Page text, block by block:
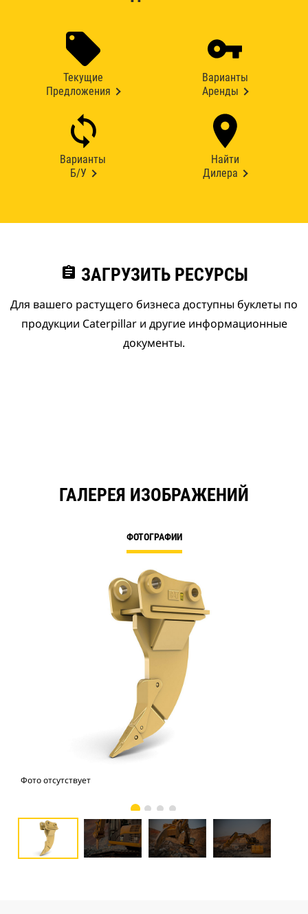
Текущие
Предложения
Варианты
Аренды
Варианты
Б/У
Найти
Дилера
assignment ЗАГРУЗИТЬ РЕСУРСЫ
Для вашего растущего бизнеса доступны буклеты по
продукции Caterpillar и другие информационные
документы.
ГАЛЕРЕЯ ИЗОБРАЖЕНИЙ
ФОТОГРАФИИ
Фото отсутствует